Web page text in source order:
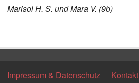
Marisol H. S. und Mara V. (9b)
Impressum & Datenschutz
Kontakt